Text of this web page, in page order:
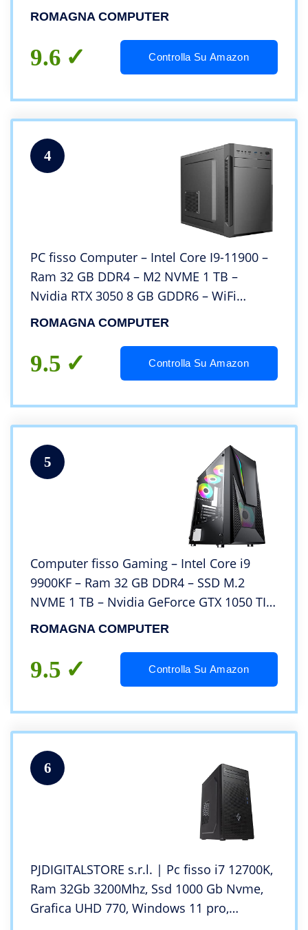
Windows 11 Pro – HDMI -VGA – DVI – 6 x
ROMAGNA COMPUTER
9.6 Controlla Su Amazon
4
PC fisso Computer – Intel Core I9-11900 –
Ram 32 GB DDR4 – M2 NVME 1 TB –
Nvidia RTX 3050 8 GB GDDR6 – WiFi
Interno – Windows 10 Pro – Antivirus e
ROMAGNA COMPUTER
9.5 Controlla Su Amazon
5
Computer fisso Gaming – Intel Core i9
9900KF – Ram 32 GB DDR4 – SSD M.2
NVME 1 TB – Nvidia GeForce GTX 1050 TI 4
GB GDDR5 – Wi-Fi interno – Windows 10
ROMAGNA COMPUTER
9.5 Controlla Su Amazon
6
PJDIGITALSTORE s.r.l. | Pc fisso i7 12700K,
Ram 32Gb 3200Mhz, Ssd 1000 Gb Nvme,
Grafica UHD 770, Windows 11 pro,